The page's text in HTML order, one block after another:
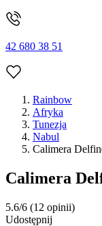
42 680 38 51
Rainbow
Afryka
Tunezja
Nabul
Calimera
Calimera
5.6/6 (12 opinii)
Udostępnij